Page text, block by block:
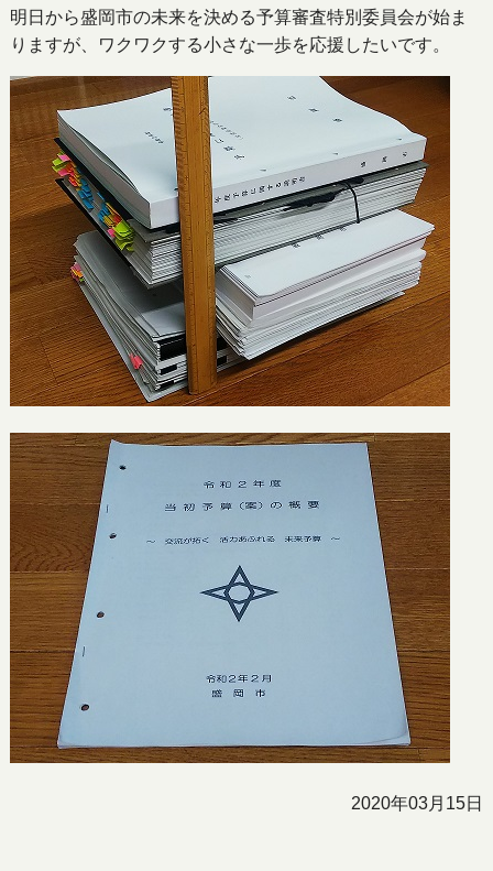
明日から盛岡市の未来を決める予算審査特別委員会が始ま
りますが、ワクワクする小さな一歩を応援したいです。
2020年03月15日